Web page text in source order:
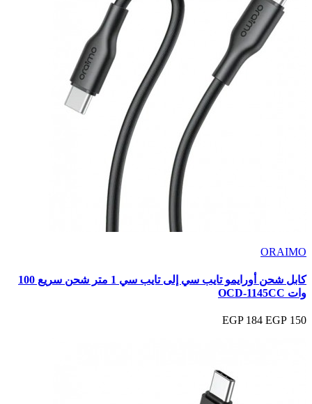
ORAIMO
كابل شحن أورايمو تايب سي إلى تايب سي 1 متر شحن سريع 100
وات OCD-1145CC
150 EGP
184 EGP